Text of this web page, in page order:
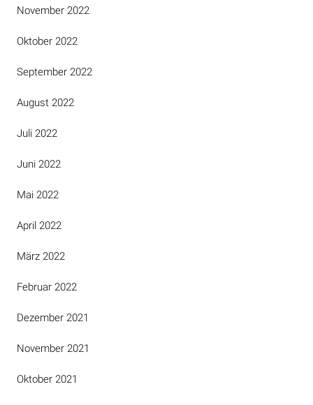
November 2022
Oktober 2022
September 2022
August 2022
Juli 2022
Juni 2022
Mai 2022
April 2022
März 2022
Februar 2022
Dezember 2021
November 2021
Oktober 2021